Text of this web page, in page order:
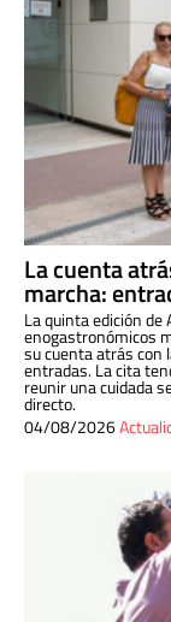
La cuenta
marcha:
La quinta edición de
enogastronómicos
su cuenta atrás con
entradas. La cita
reunir una cuidada
directo.
04/08/2026